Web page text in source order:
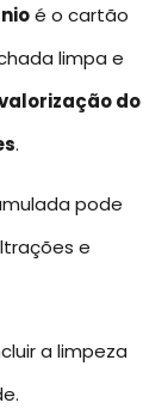
é o cartão
limpa e
do
.
pode
e
a limpeza